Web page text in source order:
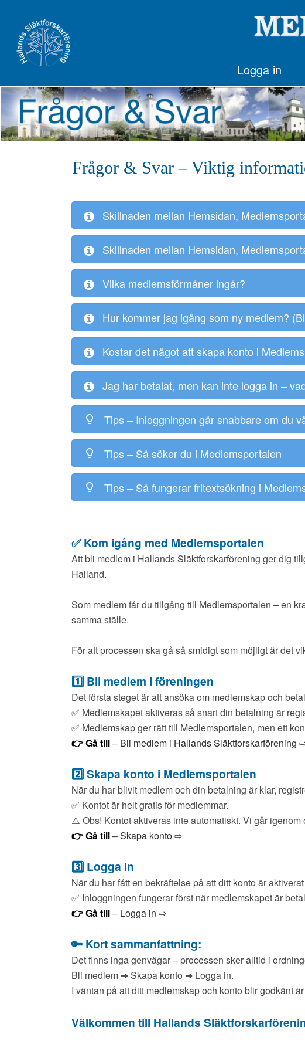
Logga in
Frågor & Svar – Viktig
Skillnaden mellan Hemsidan,
Skillnaden mellan Hemsidan,
Vilka medlemsförmåner ingår?
Hur kommer jag igång som ny medlem?
Kostar det något att skapa konto i
Jag har betalat, men kan inte logga in –
Tips – Inloggningen går snabbare om du
Tips – Så söker du i Medlemsportalen
Tips – Så fungerar fritextsökning i
✅ Kom igång med Medlemsportalen
Att bli medlem i Hallands Släktforskarförening ger dig
Halland.
Som medlem får du tillgång till Medlemsportalen – en
samma ställe.
För att processen ska gå så smidigt som möjligt är det
1️⃣ Bli medlem i föreningen
Det första steget är att ansöka om medlemskap och
✅ Medlemskapet aktiveras så snart din betalning är
✅ Medlemskap ger rätt till Medlemsportalen, men ett
👉 Gå till– Bli medlem i Hallands Släktforskarförening
2️⃣ Skapa konto i Medlemsportalen
När du har blivit medlem och din betalning är klar,
✅ Kontot är helt gratis för medlemmar.
⚠️ Obs! Kontot aktiveras inte automatiskt. Vi går
👉 Gå till–Skapa konto ⇨
3️⃣ Logga in
När du har fått en bekräftelse på att ditt konto är
✅ Inloggningen fungerar först när medlemskapet är
👉 Gå till– Logga in ⇨
🔑 Kort sammanfattning:
Det finns inga genvägar – processen sker alltid i
Bli medlem ➔ Skapa konto ➔ Logga in.
I väntan på att ditt medlemskap och konto blir godkänt
Välkommen till Hallands